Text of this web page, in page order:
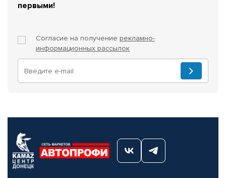
первыми!
Согласие на получение рекламно-
информационных рассылок